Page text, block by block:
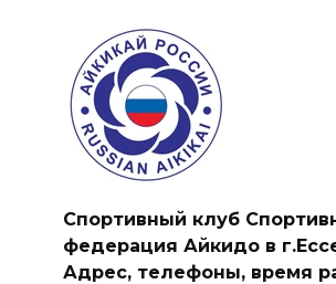
Спортивный клуб
федерация Айкидо в
Адрес, телефоны, время